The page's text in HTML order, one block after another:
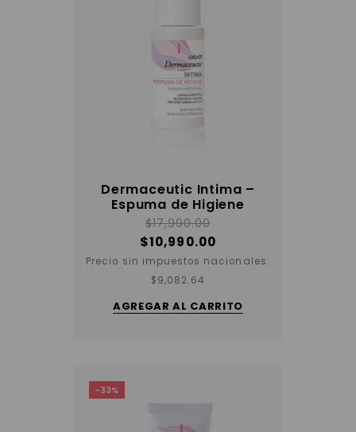
Dermaceutic Intima –
Espuma de Higiene
$17,990.00
$10,990.00
Precio sin impuestos nacionales:
$9,082.64
AGREGAR AL CARRITO
-33%